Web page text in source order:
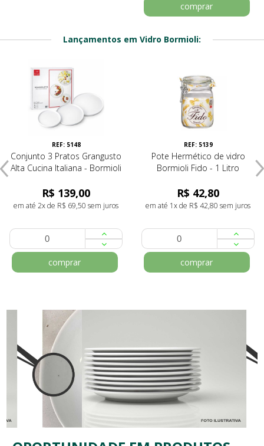
comprar
Lançamentos em Vidro Bormioli:
REF: 5148
Conjunto 3 Pratos Grangusto
Alta Cucina Italiana - Bormioli
R$ 139,00
em até 2x de R$ 69,50 sem juros
comprar
REF: 5139
Pote Hermético de vidro
Bormioli Fido - 1 Litro
R$ 42,80
em até 1x de R$ 42,80 sem juros
comprar